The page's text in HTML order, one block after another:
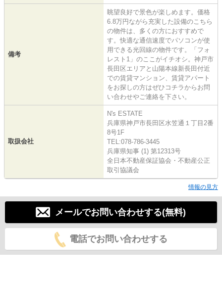
備考
眺望良好で景色が楽しめます。価格
6.8万円ながら充実した設備のこちら
の物件は、多くの方におすすめで
す。快適な通信速度でパソコンが使
用できる光回線の物件です。「フォ
レスト1」のここがイチオシ。神戸市
長田区エリアと山陽本線新長田付近
での賃貸マンション、賃貸アパート
をお探しの方はぜひコチラからお問
い合わせやご連絡を下さい。
取扱会社
N's ESTATE
兵庫県神戸市長田区水笠通１丁目2番
8号1F
TEL:078-786-3445
兵庫県知事 (1) 第12313号
全日本不動産保証協会・不動産公正
取引協議会
情報の見方
メールでお問い合わせする(無料)
電話でお問い合わせする